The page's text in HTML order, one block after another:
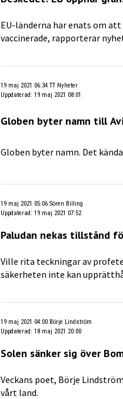
EU-länderna har enats om
vaccinerade, rapporterar
19 maj 2021 06:34 TT Nyheter
Uppdaterad:19 maj 2021 08:01
Globen byter namn till
Globen byter namn. Det
19 maj 2021 05:06 Sören Billing
Uppdaterad:19 maj 2021 07:52
Paludan nekas tillstånd
Ville rita teckningar av
säkerheten inte kan
19 maj 2021 04:00 Börje Lindström
Uppdaterad:18 maj 2021 20:00
Solen sänker sig över
Veckans poet, Börje
vårt land.